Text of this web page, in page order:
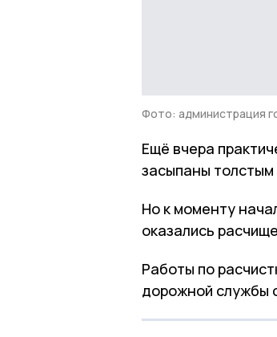
Фото: администрация
Ещё вчера
засыпаны
Но к моменту
оказались
Работы по
дорожной службы